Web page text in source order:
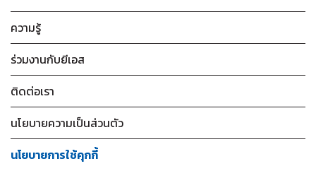
ความรู้
ร่วมงานกับยีเอส
ติดต่อเรา
นโยบายความเป็นส่วนตัว
นโยบายการใช้คุกกี้